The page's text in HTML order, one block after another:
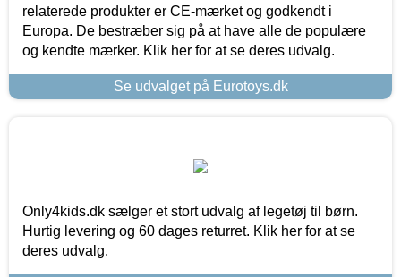
relaterede produkter er CE-mærket og godkendt i
Europa. De bestræber sig på at have alle de populære
og kendte mærker. Klik her for at se deres udvalg.
Se udvalget på Eurotoys.dk
Only4kids.dk sælger et stort udvalg af legetøj til børn.
Hurtig levering og 60 dages returret. Klik her for at se
deres udvalg.